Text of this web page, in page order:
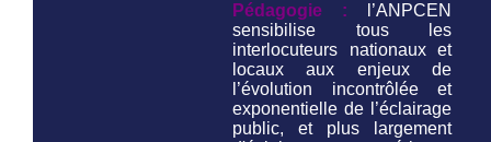
Pédagogie :
l’ANPCEN
sensibilise tous les
interlocuteurs nationaux et
locaux aux enjeux de
l’évolution incontrôlée et
exponentielle de l’éclairage
public, et plus largement